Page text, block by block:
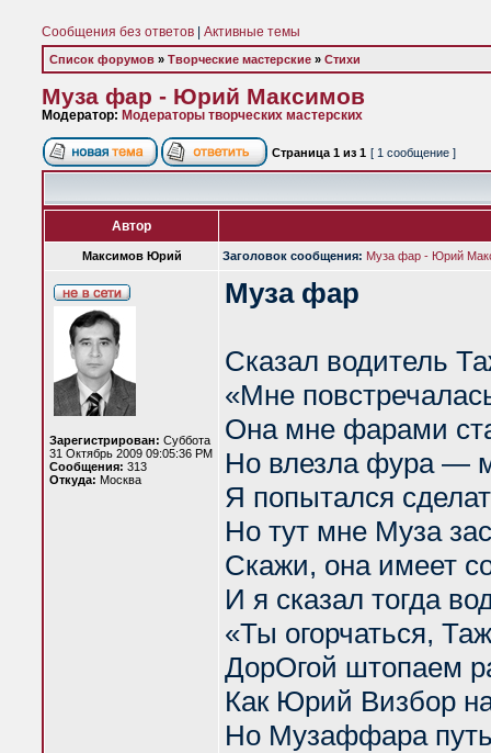
Сообщения без ответов Активные темы
Список форумов » Творческие мастерские » Стихи
Муза фар - Юрий Максимов
Модератор: Модераторы творческих мастерских
Страница 1 из 1 [ 1 сообщение ]
Автор
Максимов Юрий Заголовок сообщения: Муза фар - Юрий
Зарегистрирован: Суббота
31 Октябрь 2009 09:05:36 PM
Сообщения: 313
Откуда: Москва
Муза фар
Сказал водитель
«Мне
Она мне фарами
Но влезла фура —
Я попытался
Но тут мне Муза
Скажи, она имеет
И я сказал тогда
«Ты огорчаться,
ДорОгой штопаем
Как Юрий Визбор
Но Музаффара